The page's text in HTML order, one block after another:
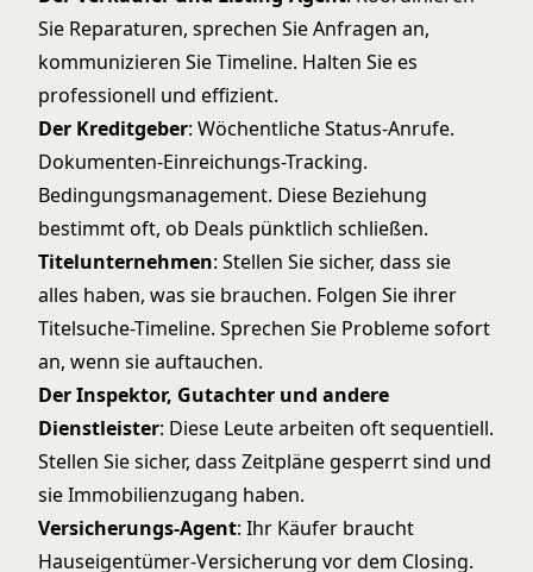
Sie Reparaturen, sprechen Sie Anfragen an,
kommunizieren Sie Timeline. Halten Sie es
professionell und effizient.
Der Kreditgeber: Wöchentliche Status-Anrufe.
Dokumenten-Einreichungs-Tracking.
Bedingungsmanagement. Diese Beziehung
bestimmt oft, ob Deals pünktlich schließen.
Titelunternehmen: Stellen Sie sicher, dass sie
alles haben, was sie brauchen. Folgen Sie ihrer
Titelsuche-Timeline. Sprechen Sie Probleme sofort
an, wenn sie auftauchen.
Der Inspektor, Gutachter und andere
Dienstleister: Diese Leute arbeiten oft sequentiell.
Stellen Sie sicher, dass Zeitpläne gesperrt sind und
sie Immobilienzugang haben.
Versicherungs-Agent: Ihr Käufer braucht
Hauseigentümer-Versicherung vor dem Closing.